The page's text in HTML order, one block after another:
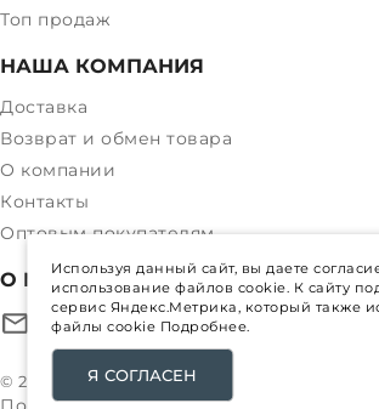
© 2017- 2026 Все права защищены
Топ продаж
НАША КОМПАНИЯ
Доставка
Возврат и обмен товара
О компании
Контакты
Оптовым покупателям
О МАГАЗИНЕ
alpexstory@mail.ru
Используя данный сайт, вы даете
использование файлов cookie. К сайту
сервис Яндекс.Метрика, который также
файлы cookie Подробнее.
Я СОГЛАСЕН